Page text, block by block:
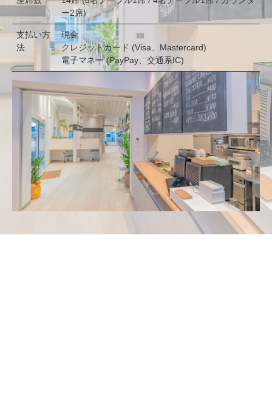
ー2席)
支払い方
法
現金
クレジットカード (Visa、Mastercard)
電子マネー (PayPay、交通系IC)